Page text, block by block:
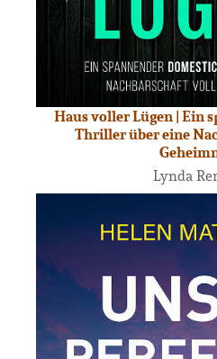
Haus voller Lügen | Ein
Thriller über eine
Lynda